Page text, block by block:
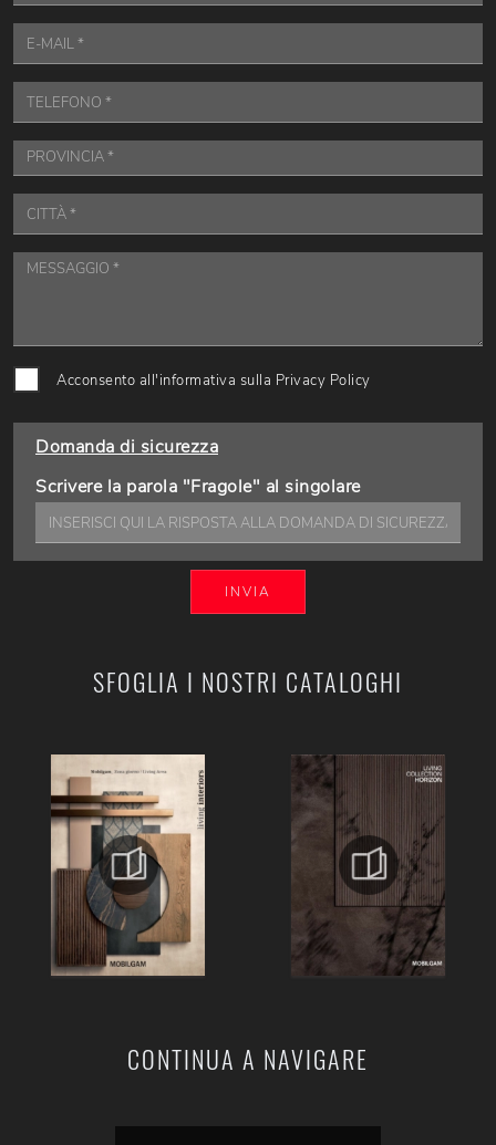
SFOGLIA I NOSTRI CATALOGHI
CONTINUA A NAVIGARE
Acconsento all'informativa sulla Privacy Policy
Domanda di sicurezza
Scrivere la parola "Fragole" al singolare
INVIA